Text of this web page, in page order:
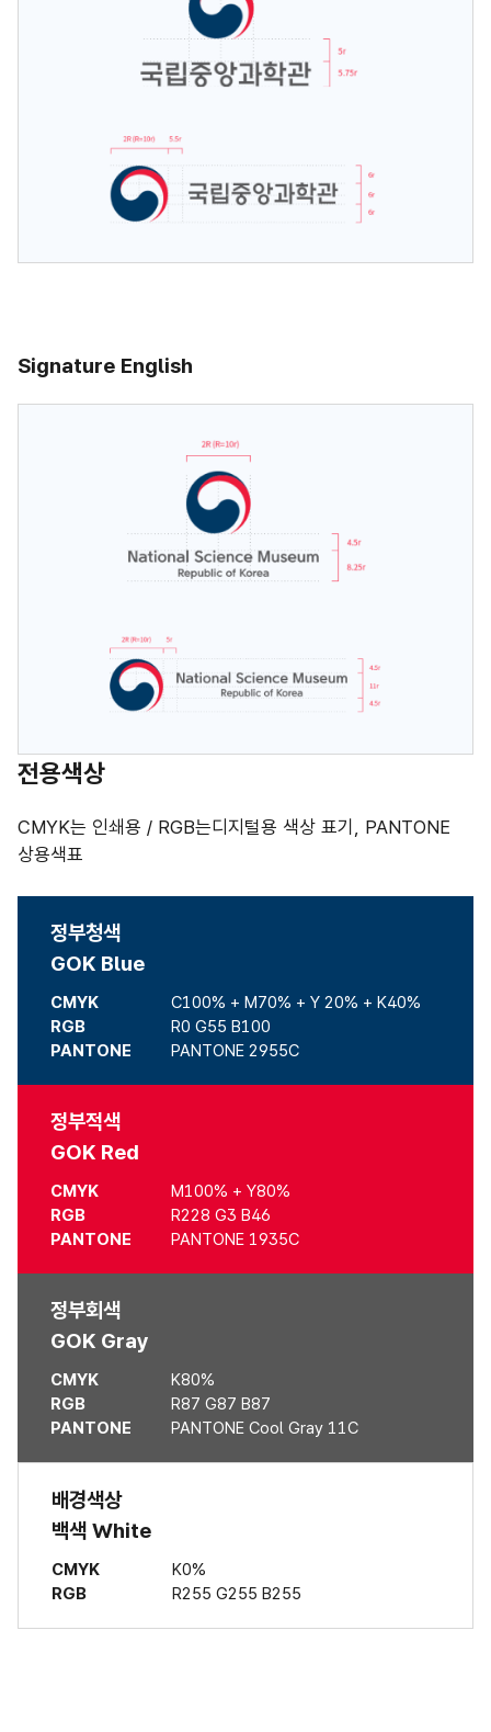
Signature English
전용색상
CMYK는 인쇄용 / RGB는디지털용 색상 표기, PANTONE
상용색표
정부청색
GOK Blue
CMYK
C100% + M70% + Y 20% + K40%
RGB
R0 G55 B100
PANTONE
PANTONE 2955C
정부적색
GOK Red
CMYK
M100% + Y80%
RGB
R228 G3 B46
PANTONE
PANTONE 1935C
정부회색
GOK Gray
CMYK
K80%
RGB
R87 G87 B87
PANTONE
PANTONE Cool Gray 11C
배경색상
백색 White
CMYK
K0%
RGB
R255 G255 B255